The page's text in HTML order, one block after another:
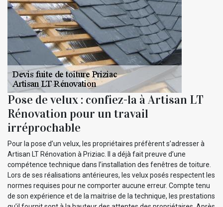
Pose de velux : confiez-la à Artisan LT
Rénovation pour un travail
irréprochable
Pour la pose d’un velux, les propriétaires préfèrent s’adresser à
Artisan LT Rénovation à Priziac. Il a déjà fait preuve d’une
compétence technique dans l’installation des fenêtres de toiture.
Lors de ses réalisations antérieures, les velux posés respectent les
normes requises pour ne comporter aucune erreur. Compte tenu
de son expérience et de la maitrise de la technique, les prestations